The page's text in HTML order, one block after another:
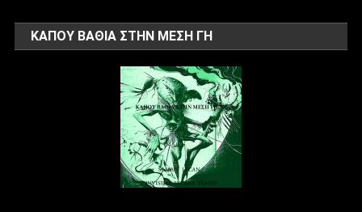
ΚΑΠΟΥ ΒΑΘΙΑ ΣΤΗΝ ΜΕΣΗ ΓΗ